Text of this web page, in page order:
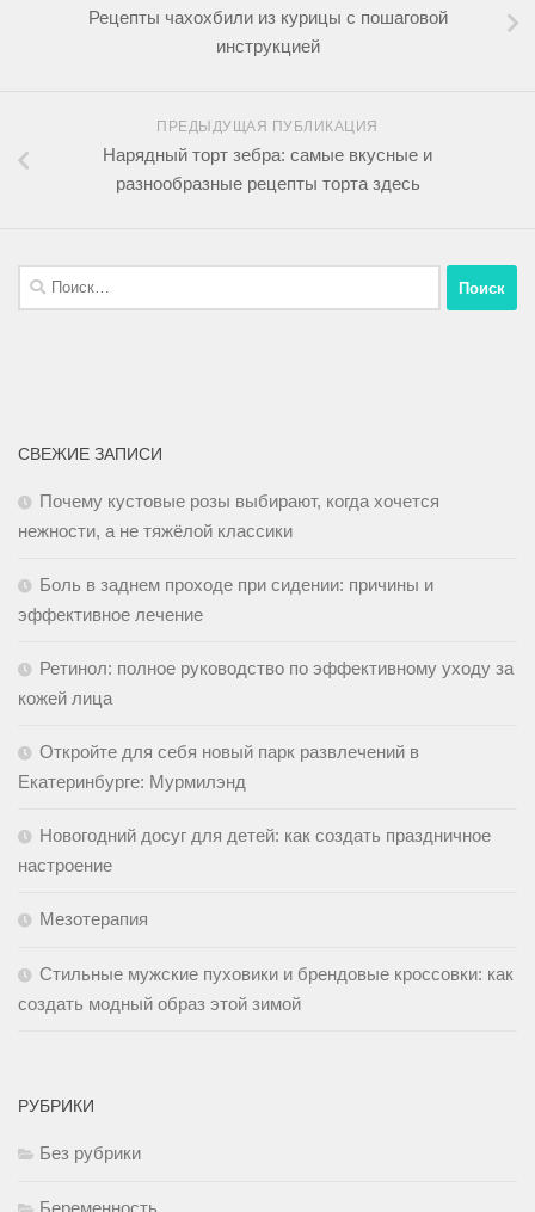
Рецепты чахохбили из курицы с пошаговой
инструкцией
ПРЕДЫДУЩАЯ ПУБЛИКАЦИЯ
Нарядный торт зебра: самые вкусные и
разнообразные рецепты торта здесь
СВЕЖИЕ ЗАПИСИ
Почему кустовые розы выбирают, когда хочется
нежности, а не тяжёлой классики
Боль в заднем проходе при сидении: причины и
эффективное лечение
Ретинол: полное руководство по эффективному уходу за
кожей лица
Откройте для себя новый парк развлечений в
Екатеринбурге: Мурмилэнд
Новогодний досуг для детей: как создать праздничное
настроение
Мезотерапия
Стильные мужские пуховики и брендовые кроссовки: как
создать модный образ этой зимой
РУБРИКИ
Без рубрики
Беременность